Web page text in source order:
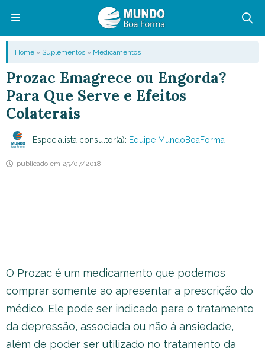
conteúdo
Menu
Home » Suplementos » Medicamentos
Prozac Emagrece ou Engorda?
Para Que Serve e Efeitos
Colaterais
Especialista consultor(a): Equipe MundoBoaForma
publicado em 25/07/2018
O Prozac é um medicamento que podemos
comprar somente ao apresentar a prescrição do
médico. Ele pode ser indicado para o tratamento
da depressão, associada ou não à ansiedade,
além de poder ser utilizado no tratamento da